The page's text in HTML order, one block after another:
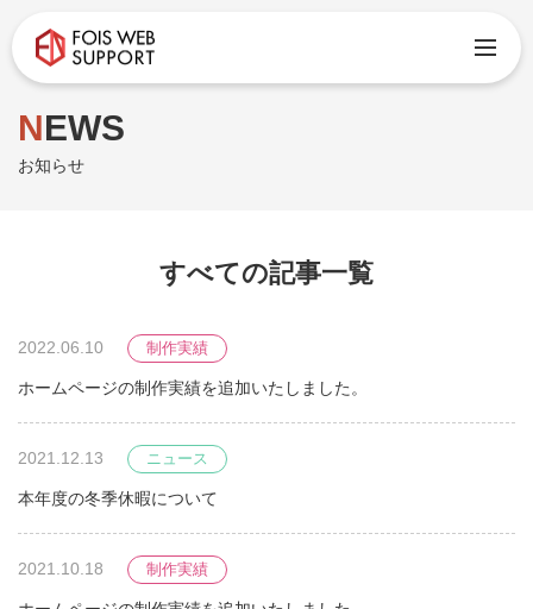
NEWS
お知らせ
すべての記事一覧
2022.06.10 制作実績
ホームページの制作実績を追加いたしました。
2021.12.13 ニュース
本年度の冬季休暇について
2021.10.18 制作実績